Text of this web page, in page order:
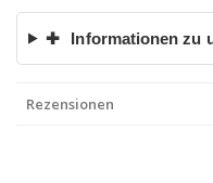
✚ Informationen zu
Rezensionen